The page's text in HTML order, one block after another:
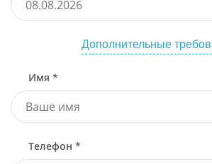
Дополнительные
Имя *
Телефон *